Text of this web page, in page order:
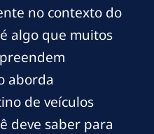
no contexto do
algo que muitos
aborda
de veículos
deve saber para